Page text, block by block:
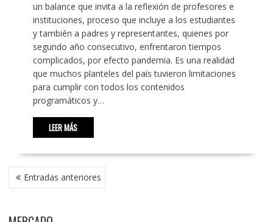
un balance que invita a la reflexión de profesores e
instituciones, proceso que incluye a los estudiantes
y también a padres y representantes, quienes por
segundo año consecutivo, enfrentaron tiempos
complicados, por efecto pandemia. Es una realidad
que muchos planteles del país tuvieron limitaciones
para cumplir con todos los contenidos
programáticos y…
LEER MÁS
NAVEGACIÓN
DE Entradas anteriores